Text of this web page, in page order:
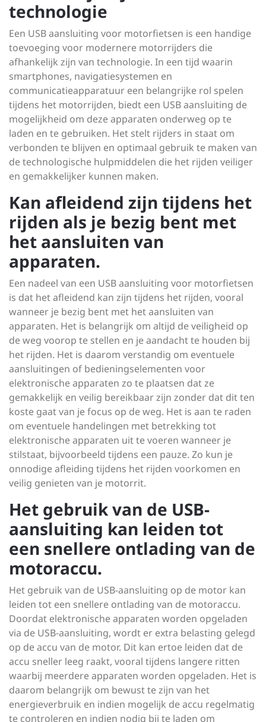
technologie
Een USB aansluiting voor motorfietsen is een handige
toevoeging voor modernere motorrijders die
afhankelijk zijn van technologie. In een tijd waarin
smartphones, navigatiesystemen en
communicatieapparatuur een belangrijke rol spelen
tijdens het motorrijden, biedt een USB aansluiting de
mogelijkheid om deze apparaten onderweg op te
laden en te gebruiken. Het stelt rijders in staat om
verbonden te blijven en optimaal gebruik te maken van
de technologische hulpmiddelen die het rijden veiliger
en gemakkelijker kunnen maken.
Kan afleidend zijn tijdens het
rijden als je bezig bent met
het aansluiten van
apparaten.
Een nadeel van een USB aansluiting voor motorfietsen
is dat het afleidend kan zijn tijdens het rijden, vooral
wanneer je bezig bent met het aansluiten van
apparaten. Het is belangrijk om altijd de veiligheid op
de weg voorop te stellen en je aandacht te houden bij
het rijden. Het is daarom verstandig om eventuele
aansluitingen of bedieningselementen voor
elektronische apparaten zo te plaatsen dat ze
gemakkelijk en veilig bereikbaar zijn zonder dat dit ten
koste gaat van je focus op de weg. Het is aan te raden
om eventuele handelingen met betrekking tot
elektronische apparaten uit te voeren wanneer je
stilstaat, bijvoorbeeld tijdens een pauze. Zo kun je
onnodige afleiding tijdens het rijden voorkomen en
veilig genieten van je motorrit.
Het gebruik van de USB-
aansluiting kan leiden tot
een snellere ontlading van de
motoraccu.
Het gebruik van de USB-aansluiting op de motor kan
leiden tot een snellere ontlading van de motoraccu.
Doordat elektronische apparaten worden opgeladen
via de USB-aansluiting, wordt er extra belasting gelegd
op de accu van de motor. Dit kan ertoe leiden dat de
accu sneller leeg raakt, vooral tijdens langere ritten
waarbij meerdere apparaten worden opgeladen. Het is
daarom belangrijk om bewust te zijn van het
energieverbruik en indien mogelijk de accu regelmatig
te controleren en indien nodig bij te laden om